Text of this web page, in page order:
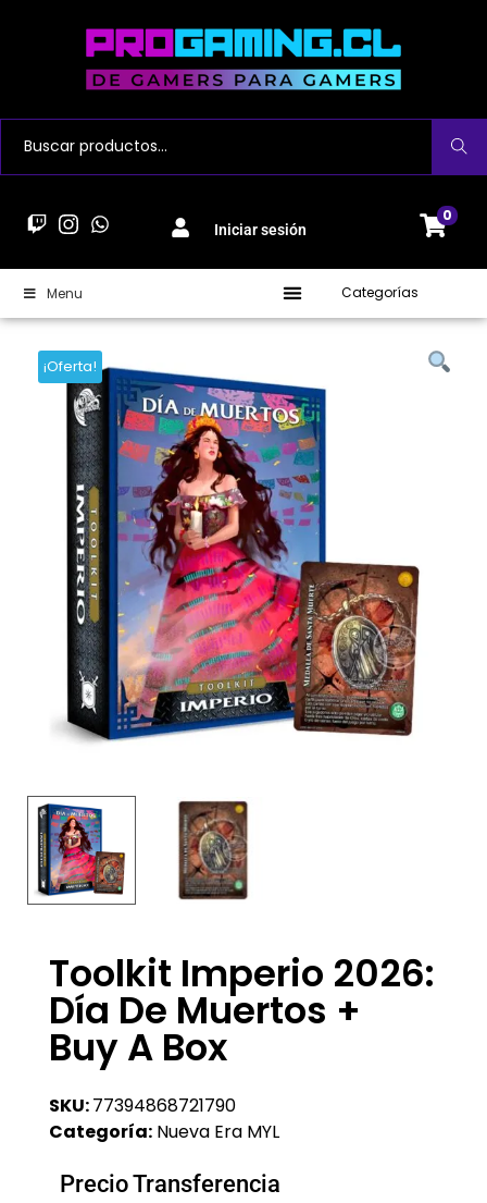
Buscar
Iniciar sesión
0
Menu Categorías
¡Oferta!
Toolkit Imperio 2026:
Día De Muertos +
Buy A Box
SKU:77394868721790
Categoría: Nueva Era MYL
Precio Transferencia